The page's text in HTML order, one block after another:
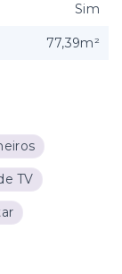
TV
Sim
77,39m²